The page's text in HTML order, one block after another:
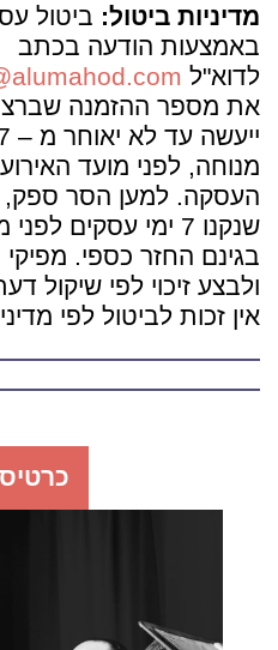
מדיניות ביטול: ביטול
באמצעות הודעה בכתב
לדוא"ל
את מספר ההזמנה
מנוחה, לפני מועד
העסקה. למען הסר ספק,
שנקנו 7 ימי עסקים
בגינם החזר כספי. מפיקי
ולבצע זיכוי לפי שיקול
אין זכות לביטול לפי